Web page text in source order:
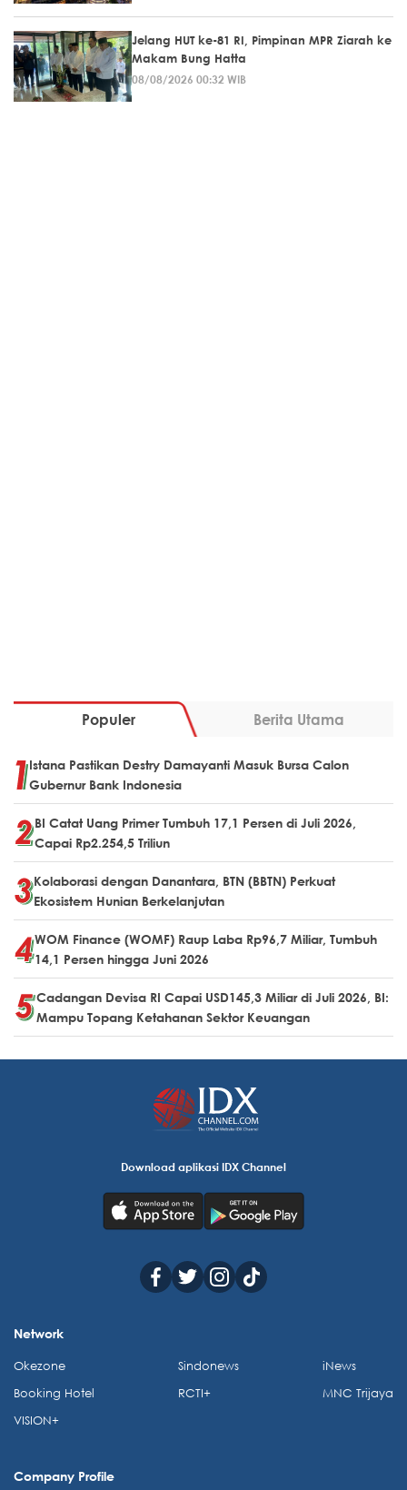
Jelang HUT ke-81 RI, Pimpinan MPR Ziarah ke
Makam Bung Hatta
08/08/2026 00:32 WIB
Populer Berita Utama
Istana Pastikan Destry Damayanti Masuk Bursa Calon
Gubernur Bank Indonesia
BI Catat Uang Primer Tumbuh 17,1 Persen di Juli 2026,
Capai Rp2.254,5 Triliun
Kolaborasi dengan Danantara, BTN (BBTN) Perkuat
Ekosistem Hunian Berkelanjutan
WOM Finance (WOMF) Raup Laba Rp96,7 Miliar, Tumbuh
14,1 Persen hingga Juni 2026
Cadangan Devisa RI Capai USD145,3 Miliar di Juli 2026, BI:
Mampu Topang Ketahanan Sektor Keuangan
Download aplikasi IDX Channel
Network
Okezone
Booking Hotel
VISION+
Sindonews
RCTI+
iNews
MNC Trijaya
Company Profile